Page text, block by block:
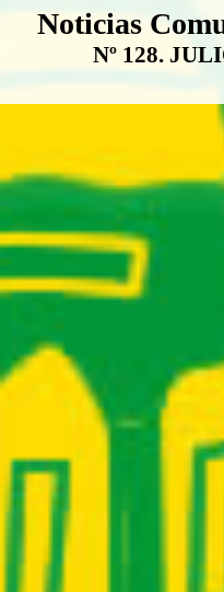
Boletín
Noticias
Nº 128.